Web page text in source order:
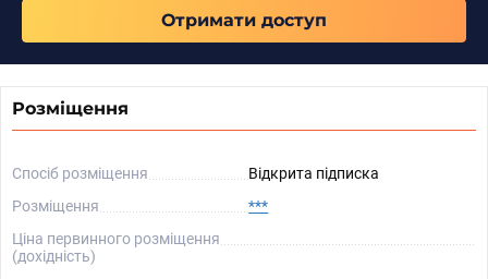
Отримати доступ
Розміщення
Спосіб розміщення
Відкрита підписка
Розміщення
***
Ціна первинного розміщення
(дохідність)